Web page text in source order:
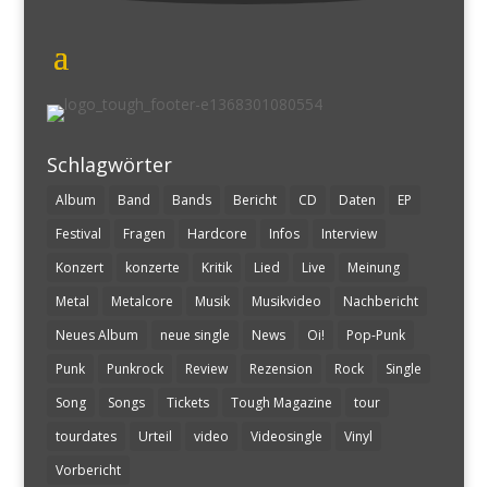
Schlagwörter
Album Band Bands Bericht CD Daten
EP
Festival
Fragen Hardcore Infos
Interview
Konzert
konzerte Kritik Lied Live
Meinung
Metal
Metalcore Musik Musikvideo
Nachbericht
Neues Album
neue single News Oi!
Pop-Punk
Punk
Punkrock Review Rezension Rock
Single
Song
Songs Tickets Tough Magazine
tour
tourdates
Urteil video Videosingle
Vinyl
Vorbericht